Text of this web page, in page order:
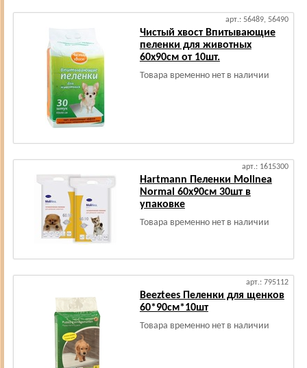
арт.: 56489, 56490
Чистый хвост Впитывающие
пеленки для животных
60х90см от 10шт.
Товара временно нет в наличии
арт.: 1615300
Hartmann Пеленки Molinea
Normal 60х90см 30шт в
упаковке
Товара временно нет в наличии
арт.: 795112
Beeztees Пеленки для щенков
60*90см*10шт
Товара временно нет в наличии